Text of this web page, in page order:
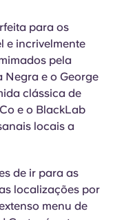
para os
e incrivelmente
pela
Negra e o George
clássica de
e o BlackLab
locais a
de ir para as
localizações por
menu de